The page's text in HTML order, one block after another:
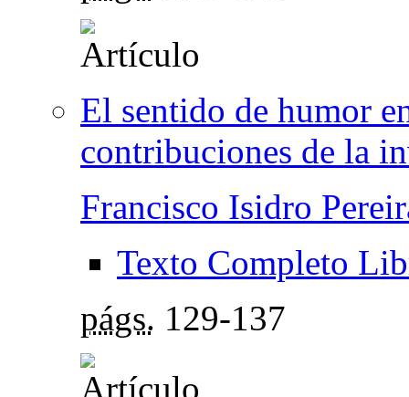
El sentido de humor
contribuciones de la
Francisco Isidro
Texto Completo
págs. 129-137